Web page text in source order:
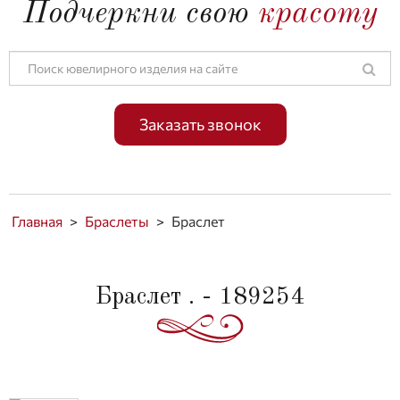
Подчеркни свою красоту
Заказать звонок
Главная > Браслеты > Браслет
Браслет . - 189254